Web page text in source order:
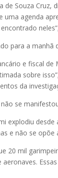
de Souza
uma agenda
para a manhã
e fiscal
sobre
da
se
explodiu
e não se opõe
20 mil
aeronaves.